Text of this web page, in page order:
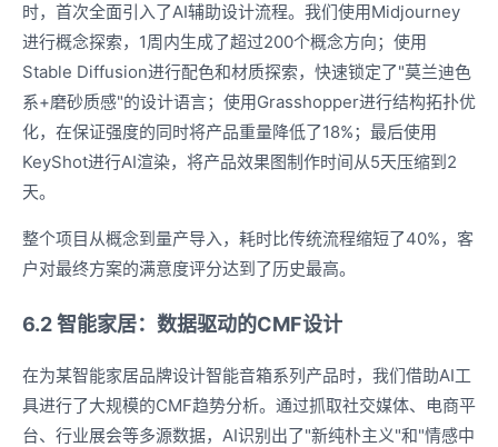
时，首次全面引入了AI辅助设计流程。我们使用Midjourney
进行概念探索，1周内生成了超过200个概念方向；使用
Stable Diffusion进行配色和材质探索，快速锁定了"莫兰迪色
系+磨砂质感"的设计语言；使用Grasshopper进行结构拓扑优
化，在保证强度的同时将产品重量降低了18%；最后使用
KeyShot进行AI渲染，将产品效果图制作时间从5天压缩到2
天。
整个项目从概念到量产导入，耗时比传统流程缩短了40%，客
户对最终方案的满意度评分达到了历史最高。
6.2 智能家居：数据驱动的CMF设计
在为某智能家居品牌设计智能音箱系列产品时，我们借助AI工
具进行了大规模的CMF趋势分析。通过抓取社交媒体、电商平
台、行业展会等多源数据，AI识别出了"新纯朴主义"和"情感中